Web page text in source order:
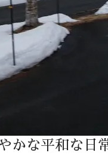
かな平和な日